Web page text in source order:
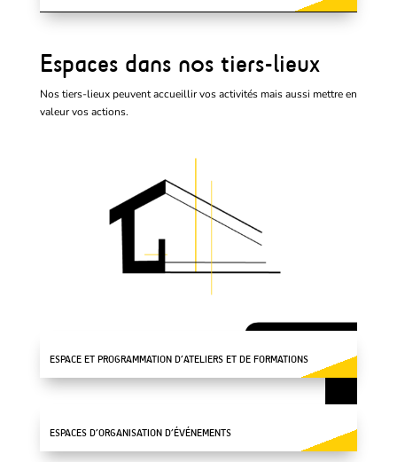
Espaces dans nos tiers-lieux
Nos tiers-lieux peuvent accueillir vos activités mais aussi mettre en
valeur vos actions.
ESPACE ET PROGRAMMATION D’ATELIERS ET DE FORMATIONS
ESPACES D’ORGANISATION D’ÉVÉNEMENTS